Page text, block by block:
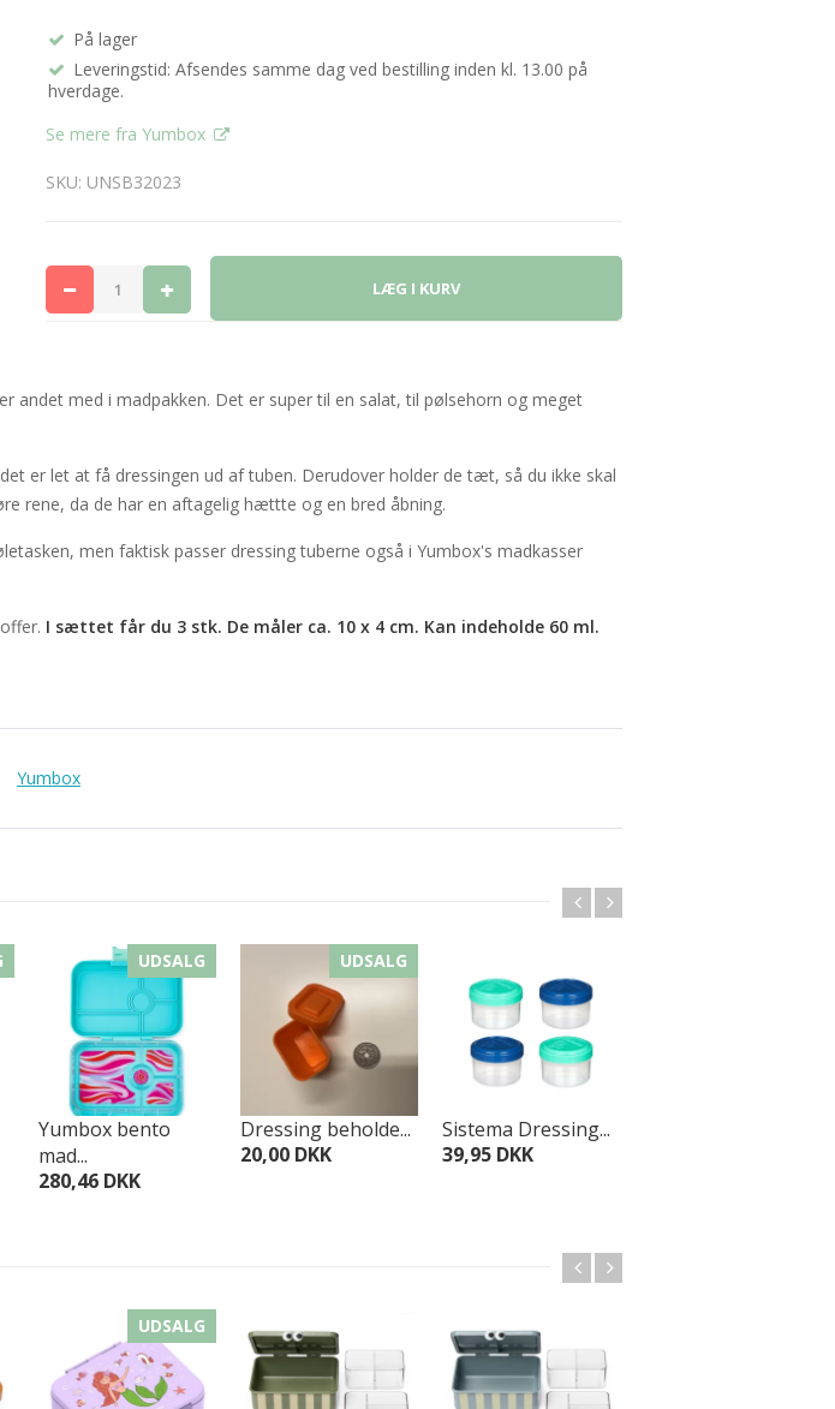
På lager
Leveringstid: Afsendes samme dag ved bestilling inden kl. 13.00 på
hverdage.
Se mere fra Yumbox
SKU: UNSB32023
andet med i madpakken. Det er super til en salat, til pølsehorn og meget
er let at få dressingen ud af tuben. Derudover holder de tæt, så du ikke skal
rene, da de har en aftagelig hættte og en bred åbning.
men faktisk passer dressing tuberne også i Yumbox's madkasser
I sættet får du 3 stk. De måler ca. 10 x 4 cm. Kan indeholde 60 ml.
Yumbox
UDSALG
Yumbox bento
mad...
280,46 DKK
UDSALG
Dressing beholde...
20,00 DKK
Sistema Dressing...
39,95 DKK
UDSALG